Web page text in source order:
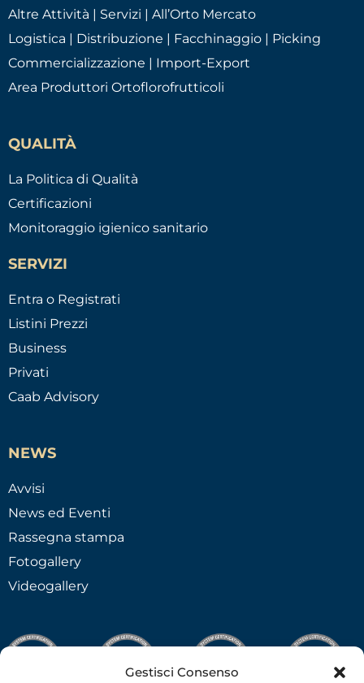
Gestisci Consenso
Altre Attività | Servizi | All’Orto Mercato
Logistica | Distribuzione | Facchinaggio | Picking
Commercializzazione | Import-Export
Area Produttori Ortoflorofrutticoli
QUALITÀ
La Politica di Qualità
Certificazioni
Monitoraggio igienico sanitario
SERVIZI
Entra o Registrati
Listini Prezzi
Business
Privati
Caab Advisory
NEWS
Avvisi
News ed Eventi
Rassegna stampa
Fotogallery
Videogallery